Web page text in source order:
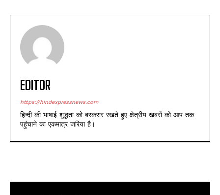
EDITOR
https://hindexpressnews.com
हिन्दी की भाषाई शुद्धता को बरकरार रखते हुए क्षेत्रीय खबरों को आप तक
पहुंचाने का एकमात्र जरिया है।